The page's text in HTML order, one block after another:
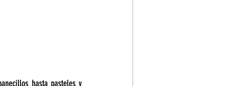
hasta pasteles y